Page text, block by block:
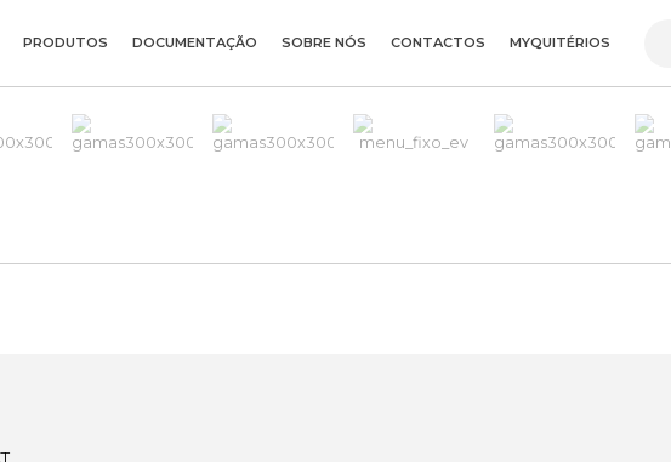
PRODUTOS DOCUMENTAÇÃO SOBRE NÓS CONTACTOS MYQUITÉRIOS